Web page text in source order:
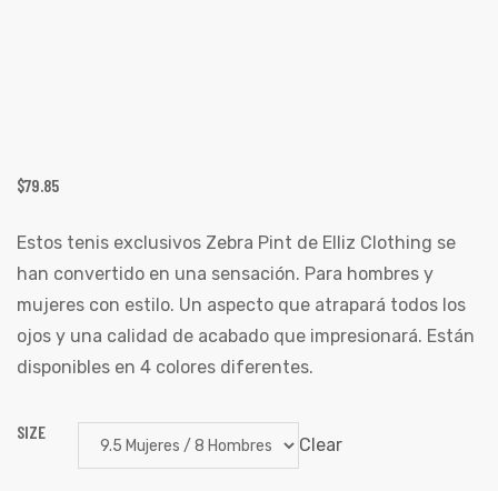
$79.85
Estos tenis exclusivos Zebra Pint de Elliz Clothing se
han convertido en una sensación. Para hombres y
mujeres con estilo. Un aspecto que atrapará todos los
ojos y una calidad de acabado que impresionará. Están
disponibles en 4 colores diferentes.
SIZE
Clear